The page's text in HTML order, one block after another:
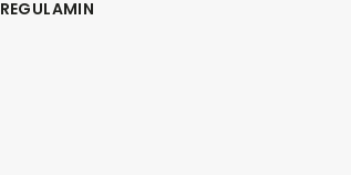
REGULAMIN